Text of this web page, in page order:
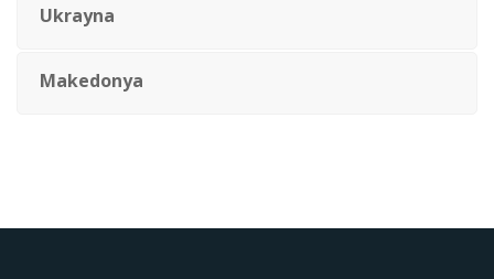
Ukrayna
Makedonya